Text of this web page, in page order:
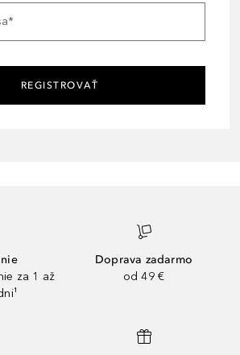
*
REGISTROVAŤ
za 1 až
Doprava zadarmo
od 49 €